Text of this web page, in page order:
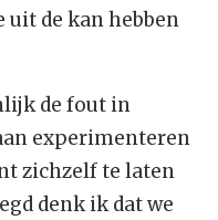
de kan hebben
de fout in
experimenteren
zichzelf te laten
denk ik dat we